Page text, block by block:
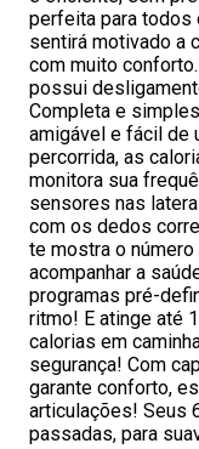
perfeita para
sentirá motivado a
com muito conforto.
possui
Completa e
amigável e fácil de
percorrida, as
monitora sua
sensores nas
com os dedos
te mostra o
acompanhar a
programas pré-
ritmo! E atinge até
calorias em
segurança! Com
garante conforto,
articulações! Seus
passadas, para